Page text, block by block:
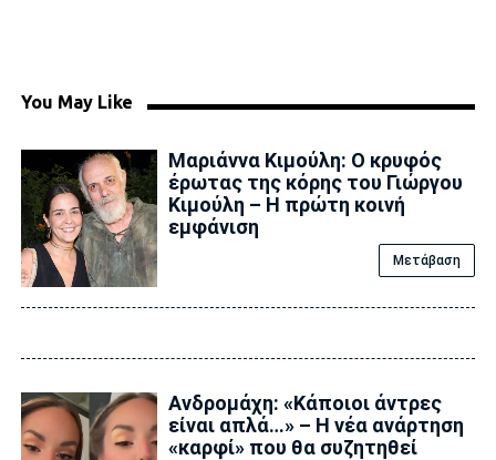
You May Like
Μαριάννα Κιμούλη: Ο κρυφός
έρωτας της κόρης του Γιώργου
Κιμούλη – Η πρώτη κοινή
εμφάνιση
Μετάβαση
Ανδρομάχη: «Κάποιοι άντρες
είναι απλά…» – Η νέα ανάρτηση
«καρφί» που θα συζητηθεί